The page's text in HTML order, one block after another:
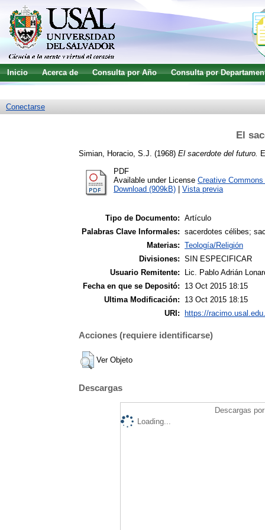
Inicio Acerca de Consulta por Año
Consulta por
Conectarse
El
Simian, Horacio, S.J. (1968) El sacerdote del futuro.
PDF
Available under License Creative
Download (909kB)
Vista previa
Tipo de Documento: Artículo
Palabras Clave Informales: sacerdotes célibes;
Materias: Teología/Religión
Divisiones: SIN ESPECIFICAR
Usuario Remitente:
Lic. Pablo Adrián
Fecha en que se Depositó:
13 Oct 2015 18:15
Ultima Modificación:
13 Oct 2015 18:15
URI:
https://
Acciones (requiere identificarse)
Ver Objeto
Descargas
Descargas
Loading...